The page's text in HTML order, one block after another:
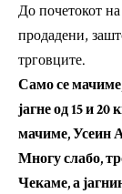
До почетокот
продадени,
трговците.
Само се
јагне од 15 и
мачиме, Усеин
Многу слабо,
Чекаме, а